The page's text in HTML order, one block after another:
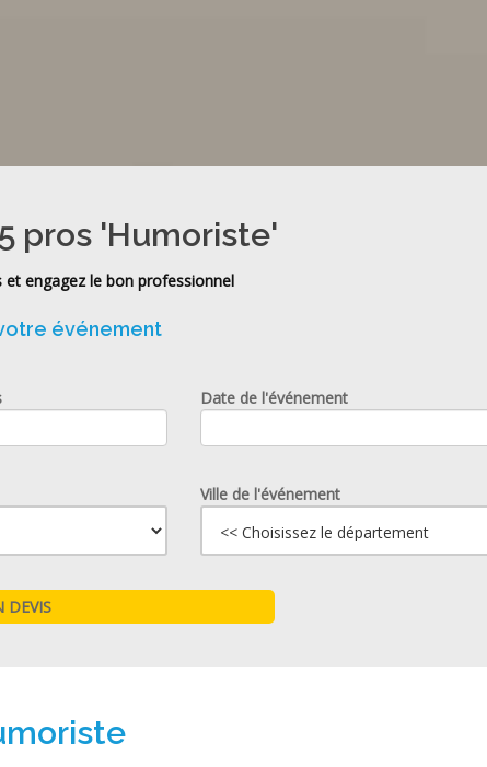
pros 'Humoriste'
engagez le bon professionnel
événement
Date de l'événement
Ville de l'événement